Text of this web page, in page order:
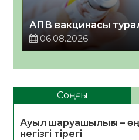
АПВ вакцинасы
06.08.2026
Соңғы
Ауыл шаруашылығы –
негізгі тірегі